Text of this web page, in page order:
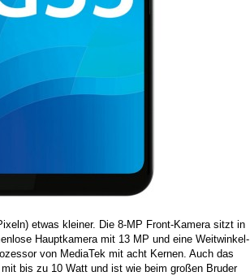
etwas kleiner. Die 8-MP Front-Kamera sitzt in
Hauptkamera mit 13 MP und eine Weitwinkel-
von MediaTek mit acht Kernen. Auch das
bis zu 10 Watt und ist wie beim großen Bruder